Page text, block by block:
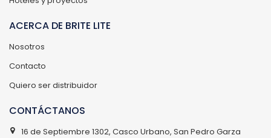
ACERCA DE BRITE LITE
Nosotros
Contacto
Quiero ser distribuidor
CONTÁCTANOS
16 de Septiembre 1302, Casco Urbano, San Pedro Garza